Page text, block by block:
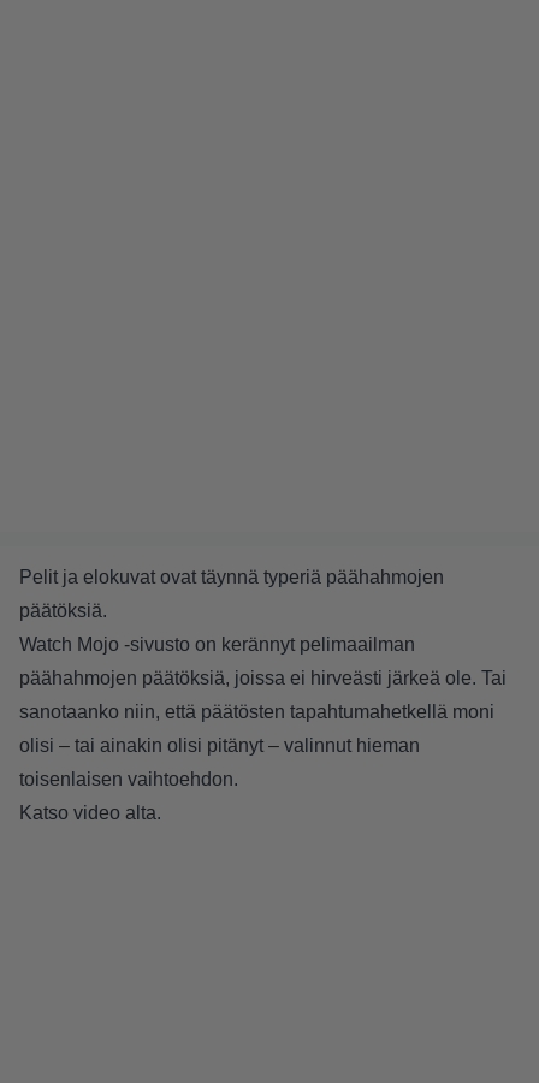
Pelit ja elokuvat ovat täynnä typeriä päähahmojen
päätöksiä.
Watch Mojo -sivusto on kerännyt pelimaailman
päähahmojen päätöksiä, joissa ei hirveästi järkeä ole. Tai
sanotaanko niin, että päätösten tapahtumahetkellä moni
olisi – tai ainakin olisi pitänyt – valinnut hieman
toisenlaisen vaihtoehdon.
Katso video alta.